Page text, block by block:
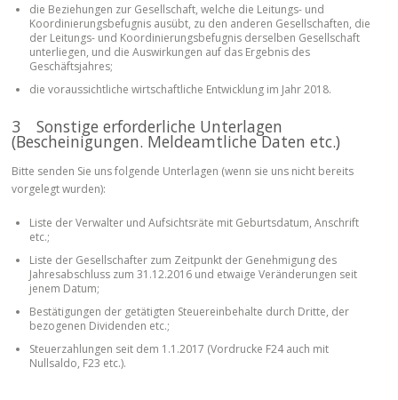
die Beziehungen zur Gesellschaft, welche die Leitungs- und
Koordinierungsbefugnis ausübt, zu den anderen Gesellschaften, die
der Leitungs- und Koordinierungsbefugnis derselben Gesellschaft
unterliegen, und die Auswirkungen auf das Ergebnis des
Geschäftsjahres;
die voraussichtliche wirtschaftliche Entwicklung im Jahr 2018.
3 Sonstige erforderliche Unterlagen
(Bescheinigungen. Meldeamtliche Daten etc.)
Bitte senden Sie uns folgende Unterlagen (wenn sie uns nicht bereits
vorgelegt wurden):
Liste der Verwalter und Aufsichtsräte mit Geburtsdatum, Anschrift
etc.;
Liste der Gesellschafter zum Zeitpunkt der Genehmigung des
Jahresabschluss zum 31.12.2016 und etwaige Veränderungen seit
jenem Datum;
Bestätigungen der getätigten Steuereinbehalte durch Dritte, der
bezogenen Dividenden etc.;
Steuerzahlungen seit dem 1.1.2017 (Vordrucke F24 auch mit
Nullsaldo, F23 etc.).